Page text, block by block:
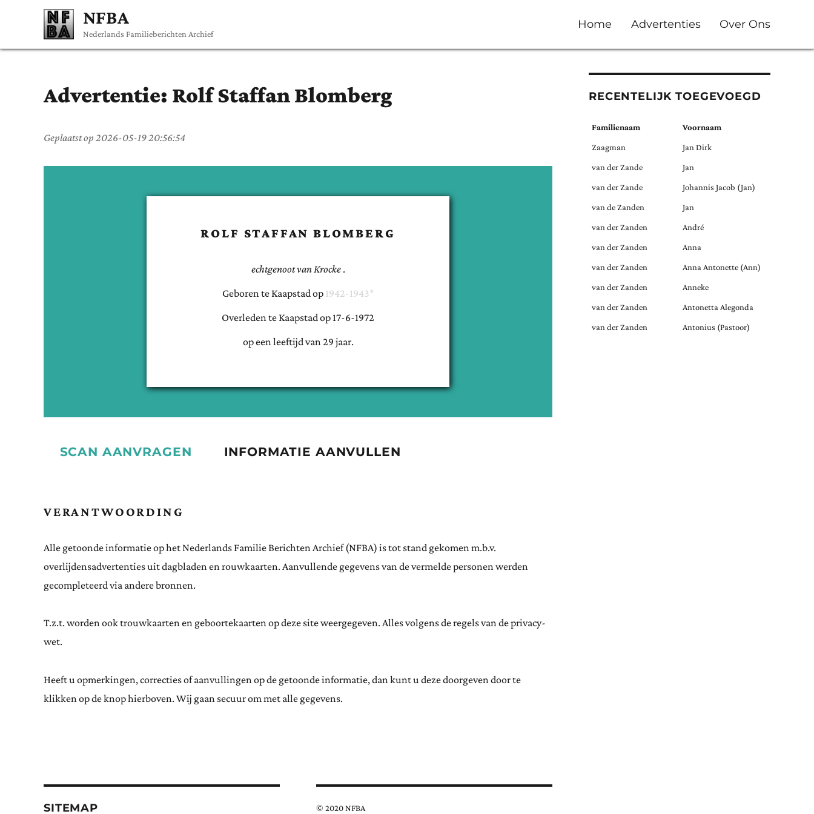
NFBA
Nederlands Familieberichten Archief
Home Advertenties Over Ons
Advertentie: Rolf StaffanBlomberg
Geplaatst op 2026-05-19 20:56:54
ROLF STAFFAN BLOMBERG
echtgenoot van Krocke .
Geboren te Kaapstad op 1942-1943*
Overleden te Kaapstad op 17-6-1972
op een leeftijd van 29 jaar.
SCAN AANVRAGEN INFORMATIE AANVULLEN
VERANTWOORDING
Alle getoonde informatie op het Nederlands Familie Berichten Archief (NFBA) is tot stand gekomen m.b.v.
overlijdensadvertenties uit dagbladen en rouwkaarten. Aanvullende gegevens van de vermelde personen werden
gecompleteerd via andere bronnen.
T.z.t. worden ook trouwkaarten en geboortekaarten op deze site weergegeven. Alles volgens de regels van de privacy-
wet.
Heeft u opmerkingen, correcties of aanvullingen op de getoonde informatie, dan kunt u deze doorgeven door te
klikken op de knop hierboven. Wij gaan secuur om met alle gegevens.
SITEMAP © 2020 NFBA
RECENTELIJK TOEGEVOEGD
Familienaam Voornaam
Zaagman Jan Dirk
van der Zande Jan
van der Zande Johannis Jacob (Jan)
van de Zanden Jan
van der Zanden André
van der Zanden Anna
van der Zanden Anna Antonette (Ann)
van der Zanden Anneke
van der Zanden Antonetta Alegonda
van der Zanden Antonius (Pastoor)